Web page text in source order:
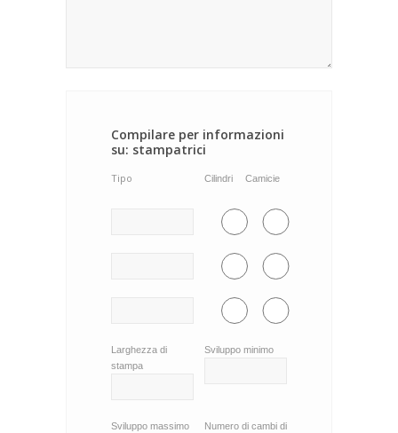
Compilare per informazioni
su: stampatrici
Tipo Cilindri Camicie
Larghezza di
stampa
Sviluppo minimo
Sviluppo massimo
Numero di cambi di